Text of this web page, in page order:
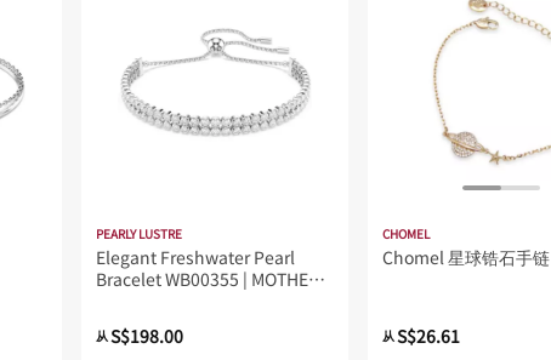
PEARLY LUSTRE
Elegant Freshwater Pearl
Bracelet WB00355 | MOTHER
从S$198.00
CHOMEL
Chomel 星球锆石手链
从S$26.61